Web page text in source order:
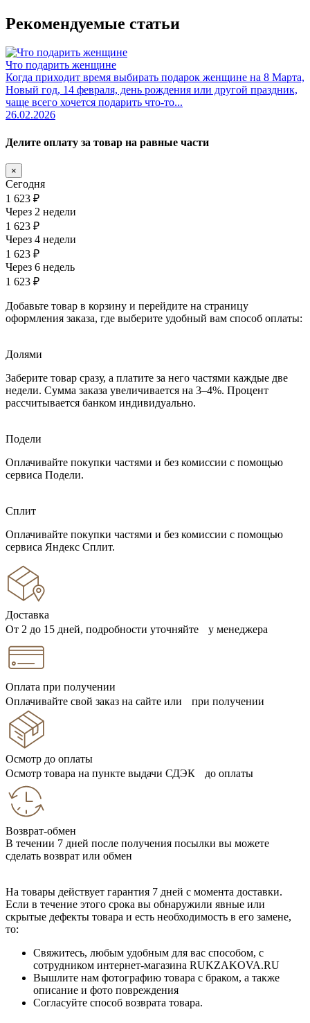
Рекомендуемые статьи
Что подарить женщине
Когда приходит время выбирать подарок женщине на 8 Марта,
Новый год, 14 февраля, день рождения или другой праздник,
чаще всего хочется подарить что-то...
26.02.2026
Делите оплату за товар на равные части
×
Сегодня
1 623 ₽
Через 2 недели
1 623 ₽
Через 4 недели
1 623 ₽
Через 6 недель
1 623 ₽
Добавьте товар в корзину и перейдите на страницу
оформления заказа, где выберите удобный вам способ оплаты:
Долями
Заберите товар сразу, а платите за него частями каждые две
недели. Сумма заказа увеличивается на 3–4%. Процент
рассчитывается банком индивидуально.
Подели
Оплачивайте покупки частями и без комиссии с помощью
сервиса Подели.
Сплит
Оплачивайте покупки частями и без комиссии с помощью
сервиса Яндекс Сплит.
Доставка
От 2 до 15 дней, подробности уточняйте у менеджера
Оплата при получении
Оплачивайте свой заказ на сайте или при получении
Осмотр до оплаты
Осмотр товара на пункте выдачи СДЭК до оплаты
Возврат-обмен
В течении 7 дней после получения посылки вы можете
сделать возврат или обмен
На товары действует гарантия 7 дней с момента доставки.
Если в течение этого срока вы обнаружили явные или
скрытые дефекты товара и есть необходимость в его замене,
то:
Свяжитесь, любым удобным для вас способом, с
сотрудником интернет-магазина RUKZAKOVA.RU
Вышлите нам фотографию товара с браком, а также
описание и фото повреждения
Согласуйте способ возврата товара.